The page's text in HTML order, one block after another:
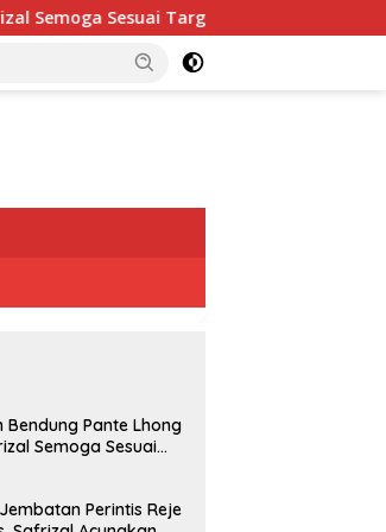
Sesuai Target
Bendung Pante Lhong
Semoga Sesuai
Perintis Reje